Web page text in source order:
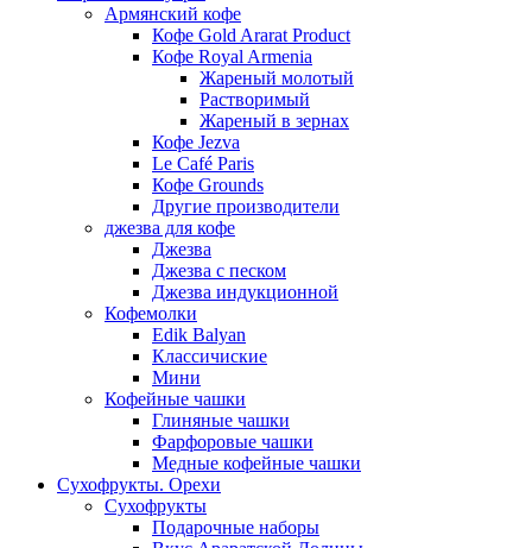
Армянский кофе
Кофе Gold Ararat Product
Кофе Royal Armenia
Жареный молотый
Растворимый
Жареный в зернах
Кофе Jezva
Le Café Paris
Кофе Grounds
Другие производители
джезва для кофе
Джезва
Джезва с песком
Джезва индукционной
Кофемолки
Edik Balyan
Классичиские
Мини
Кофейные чашки
Глиняные чашки
Фарфоровые чашки
Медные кофейные чашки
Сухофрукты. Орехи
Сухофрукты
Подарочные наборы